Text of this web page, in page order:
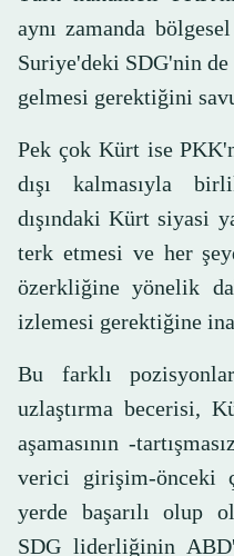
aynı zamanda
Suriye'deki SDG'nin de
gelmesi gerektiğini
Pek çok Kürt ise
dışı kalmasıyla
dışındaki Kürt siyasi
terk etmesi ve her
özerkliğine yönelik
izlemesi gerektiğine
Bu farklı
uzlaştırma becerisi,
aşamasının -
verici girişim-önceki
yerde başarılı olup
SDG liderliğinin